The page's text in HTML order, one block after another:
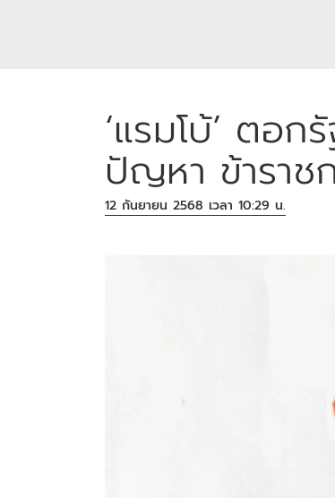
‘แรมโบ้’ ตอ
ปัญหา ข้าราช
12 กันยายน 2568 เวลา 10:29 น.